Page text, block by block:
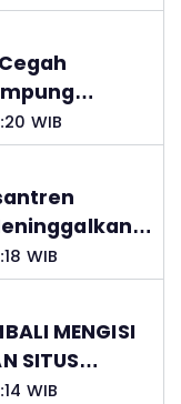
Tua
WIB
Mantan
WIB
MENGISI
SITUS
WIB